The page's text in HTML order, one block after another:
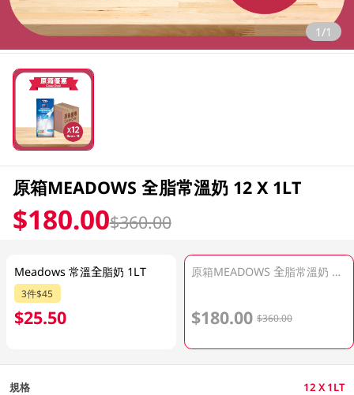
1/1
原箱MEADOWS 全脂常溫奶 12 X 1LT
$180.00$360.00
Meadows 常溫全脂奶 1LT
3件$45
$25.50
原箱MEADOWS 全脂常溫奶 12 X 1LT
$180.00 $360.00
規格 12 X 1LT